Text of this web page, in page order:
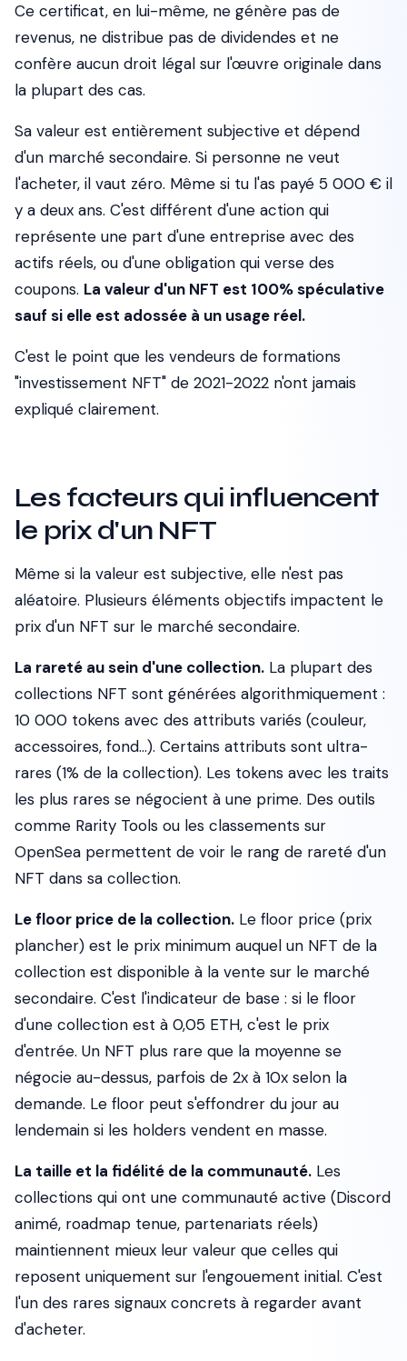
Ce certificat, en lui-même, ne génère pas de
revenus, ne distribue pas de dividendes et ne
confère aucun droit légal sur l'œuvre originale dans
la plupart des cas.
Sa valeur est entièrement subjective et dépend
d'un marché secondaire. Si personne ne veut
l'acheter, il vaut zéro. Même si tu l'as payé 5 000 € il
y a deux ans. C'est différent d'une action qui
représente une part d'une entreprise avec des
actifs réels, ou d'une obligation qui verse des
coupons. La valeur d'un NFT est 100% spéculative
sauf si elle est adossée à un usage réel.
C'est le point que les vendeurs de formations
"investissement NFT" de 2021-2022 n'ont jamais
expliqué clairement.
Les facteurs qui influencent
le prix d'un NFT
Même si la valeur est subjective, elle n'est pas
aléatoire. Plusieurs éléments objectifs impactent le
prix d'un NFT sur le marché secondaire.
La rareté au sein d'une collection. La plupart des
collections NFT sont générées algorithmiquement :
10 000 tokens avec des attributs variés (couleur,
accessoires, fond...). Certains attributs sont ultra-
rares (1% de la collection). Les tokens avec les traits
les plus rares se négocient à une prime. Des outils
comme Rarity Tools ou les classements sur
OpenSea permettent de voir le rang de rareté d'un
NFT dans sa collection.
Le floor price de la collection. Le floor price (prix
plancher) est le prix minimum auquel un NFT de la
collection est disponible à la vente sur le marché
secondaire. C'est l'indicateur de base : si le floor
d'une collection est à 0,05 ETH, c'est le prix
d'entrée. Un NFT plus rare que la moyenne se
négocie au-dessus, parfois de 2x à 10x selon la
demande. Le floor peut s'effondrer du jour au
lendemain si les holders vendent en masse.
La taille et la fidélité de la communauté. Les
collections qui ont une communauté active (Discord
animé, roadmap tenue, partenariats réels)
maintiennent mieux leur valeur que celles qui
reposent uniquement sur l'engouement initial. C'est
l'un des rares signaux concrets à regarder avant
d'acheter.